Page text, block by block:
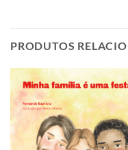
PRODUTOS